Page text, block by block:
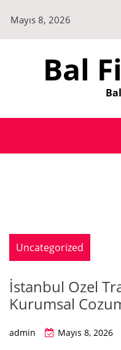
content
Mayıs 8, 2026
Bal
Uncategorized
İstanbul Ozel
Kurumsal
admin Mayıs 8, 2026